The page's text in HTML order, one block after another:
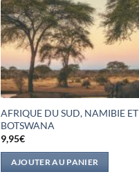
AFRIQUE DU SUD, NAMIBIE ET
BOTSWANA
9,95€
AJOUTER AU PANIER